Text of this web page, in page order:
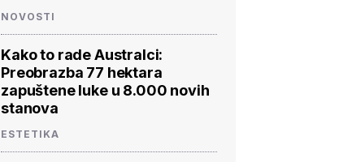
NOVOSTI
Kako to rade Australci:
Preobrazba 77 hektara
zapuštene luke u 8.000 novih
stanova
ESTETIKA